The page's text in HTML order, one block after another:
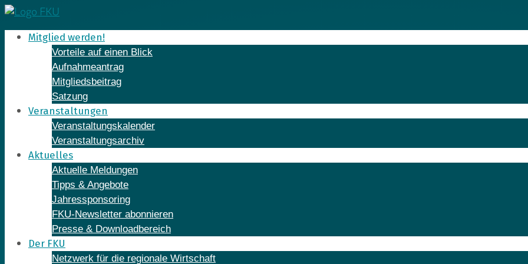
Skip
to
contentMitglied werden!
Vorteile auf einen Blick
Aufnahmeantrag
Mitgliedsbeitrag
Satzung
Veranstaltungen
Veranstaltungskalender
Veranstaltungsarchiv
Aktuelles
Aktuelle Meldungen
Tipps & Angebote
Jahressponsoring
FKU-Newsletter abonnieren
Presse & Downloadbereich
Der FKU
Netzwerk für die regionale Wirtschaft